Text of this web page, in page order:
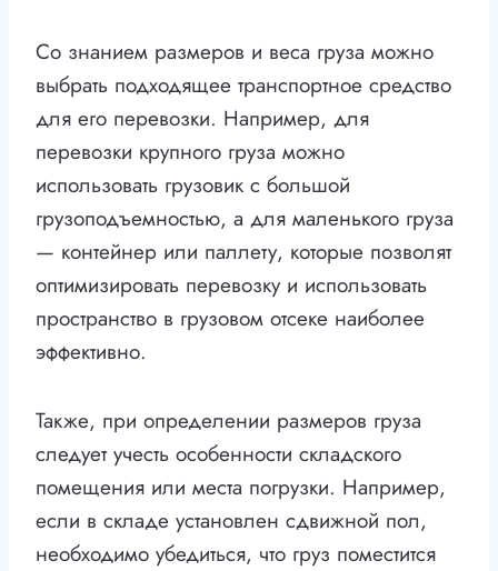
Со знанием размеров и веса груза можно
выбрать подходящее транспортное средство
для его перевозки. Например, для
перевозки крупного груза можно
использовать грузовик с большой
грузоподъемностью, а для маленького груза
— контейнер или паллету, которые позволят
оптимизировать перевозку и использовать
пространство в грузовом отсеке наиболее
эффективно.
Также, при определении размеров груза
следует учесть особенности складского
помещения или места погрузки. Например,
если в складе установлен сдвижной пол,
необходимо убедиться, что груз поместится